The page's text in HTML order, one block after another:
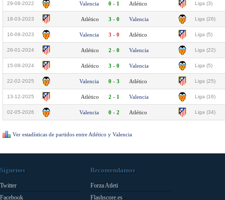
29-08-2022 Valencia 0 - 1 Atlético Liga (3)
18-03-2023 Atlético 3 - 0 Valencia Liga (26)
16-09-2023 Valencia 3 - 0 Atlético Liga (5)
28-01-2024 Atlético 2 - 0 Valencia Liga (22)
15-09-2024 Atlético 3 - 0 Valencia Liga (5)
22-02-2025 Valencia 0 - 3 Atlético Liga (25)
13-12-2025 Atlético 2 - 1 Valencia Liga (16)
02-05-2026 Valencia 0 - 2 Atlético Liga (34)
Ver estadísticas de partidos entre Atlético y Valencia
Síguenos
Twitter
Facebook
Recomendamos
Forza Atleti
Flashscore.es